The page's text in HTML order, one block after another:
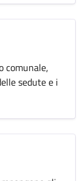
comunale,
sedute e i